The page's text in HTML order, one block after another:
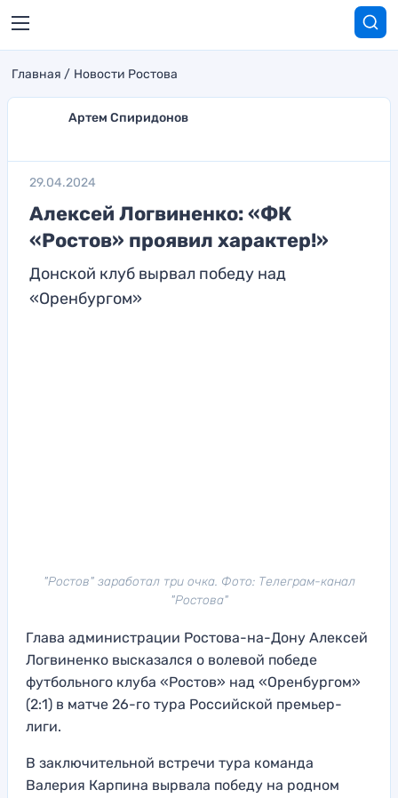
Главная Новости Ростова
Артем Спиридонов
29.04.2024
Алексей Логвиненко: «ФК
«Ростов» проявил характер!»
Донской клуб вырвал победу над
«Оренбургом»
"Ростов" заработал три очка. Фото: Телеграм-канал
"Ростова"
Глава администрации Ростова-на-Дону Алексей
Логвиненко высказался о волевой победе
футбольного клуба «Ростов» над «Оренбургом»
(2:1) в матче 26-го тура Российской премьер-
лиги.
В заключительной встречи тура команда
Валерия Карпина вырвала победу на родном